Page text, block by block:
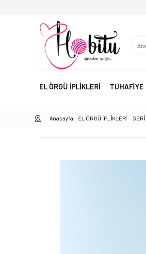
EL ÖRGÜ İPLİKLERİ TUHAFİYE
Anasayfa EL ÖRGÜ İPLİKLERİ